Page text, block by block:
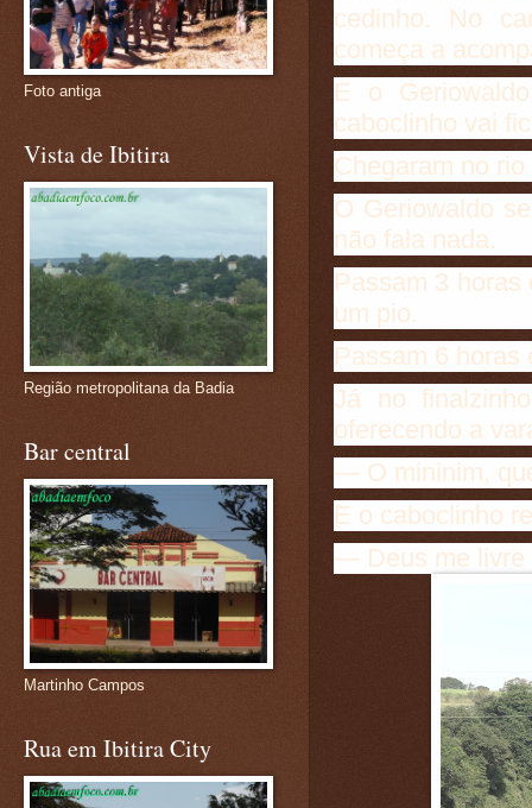
cedinho. No
começa a
E o
caboclinho vai
Chegaram no
O Geriowaldo
não fala nada.
Passam 3 horas
um pio.
Passam 6 horas
Já no
oferecendo a
— O mininim,
E o caboclinho
— Deus me livre
Foto antiga
Vista de Ibitira
Região metropolitana da Badia
Bar central
Martinho Campos
Rua em Ibitira City